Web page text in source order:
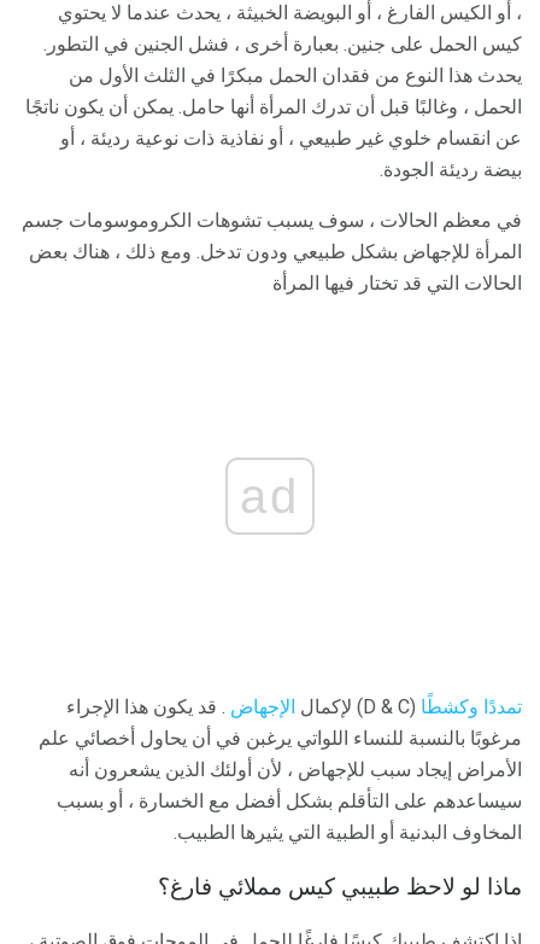
، أو الكيس الفارغ ، أو البويضة الخبيثة ، يحدث عندما لا يحتوي
كيس الحمل على جنين. بعبارة أخرى ، فشل الجنين في التطور.
يحدث هذا النوع من فقدان الحمل مبكرًا في الثلث الأول من
الحمل ، وغالبًا قبل أن تدرك المرأة أنها حامل. يمكن أن يكون ناتجًا
عن انقسام خلوي غير طبيعي ، أو نفاذية ذات نوعية رديئة ، أو
بيضة رديئة الجودة.
في معظم الحالات ، سوف يسبب تشوهات الكروموسومات جسم
المرأة للإجهاض بشكل طبيعي ودون تدخل. ومع ذلك ، هناك بعض
الحالات التي قد تختار فيها المرأة
ad
تمددًا وكشطًا (D & C) لإكمال الإجهاض . قد يكون هذا الإجراء
مرغوبًا بالنسبة للنساء اللواتي يرغبن في أن يحاول أخصائي علم
الأمراض إيجاد سبب للإجهاض ، لأن أولئك الذين يشعرون أنه
سيساعدهم على التأقلم بشكل أفضل مع الخسارة ، أو بسبب
المخاوف البدنية أو الطبية التي يثيرها الطبيب.
ماذا لو لاحظ طبيبي كيس مملائي فارغ؟